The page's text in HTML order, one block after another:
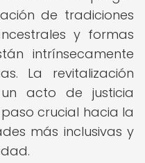
de tradiciones
y formas
intrínsecamente
La revitalización
acto de justicia
crucial hacia la
más inclusivas y